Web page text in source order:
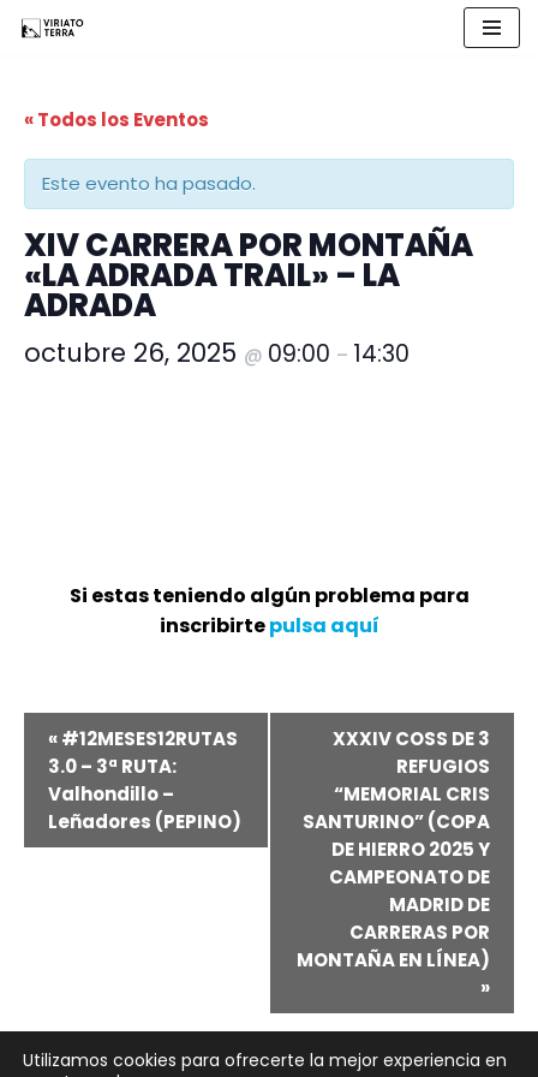
contenido
« Todos los Eventos
Este evento ha pasado.
XIV CARRERA POR MONTAÑA
«LA ADRADA TRAIL» – LA
ADRADA
octubre 26, 2025 @ 09:00 – 14:30
Si estas teniendo algún problema para
inscribirtepulsa aquí
Navegación
del
Evento
«#12MESES12RUTAS
3.0 – 3ª RUTA:
Valhondillo –
Leñadores (PEPINO)
XXXIV COSS DE 3
REFUGIOS
“MEMORIAL CRIS
SANTURINO” (COPA
DE HIERRO 2025 Y
CAMPEONATO DE
MADRID DE
CARRERAS POR
MONTAÑA EN LÍNEA)
»
Utilizamos cookies para ofrecerte la mejor experiencia en